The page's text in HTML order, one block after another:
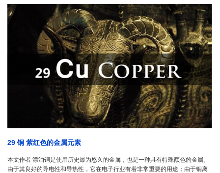
29 铜 紫红色的金属元素
本文作者 漂泊铜是使用历史最为悠久的金属，也是一种具有特殊颜色的金属。
由于其良好的导电性和导热性，它在电子行业有着非常重要的用途；由于铜离